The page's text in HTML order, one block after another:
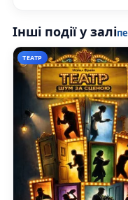
Інші події у залі
ТЕАТР